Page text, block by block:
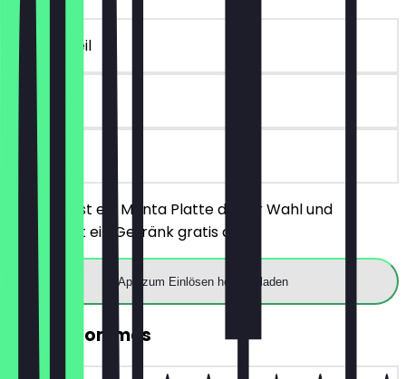
~2 € Vorteil
90 Tage
vor Ort
Du bestellst ein Manta Platte deiner Wahl und
bekommst ein Getränk gratis dazu.
App zum Einlösen herunterladen
GRATIS Pommes